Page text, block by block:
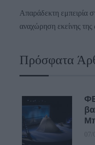
Απαράδεκτη εμπειρία
αναχώρηση εκείνης
Πρόσφατα
07/